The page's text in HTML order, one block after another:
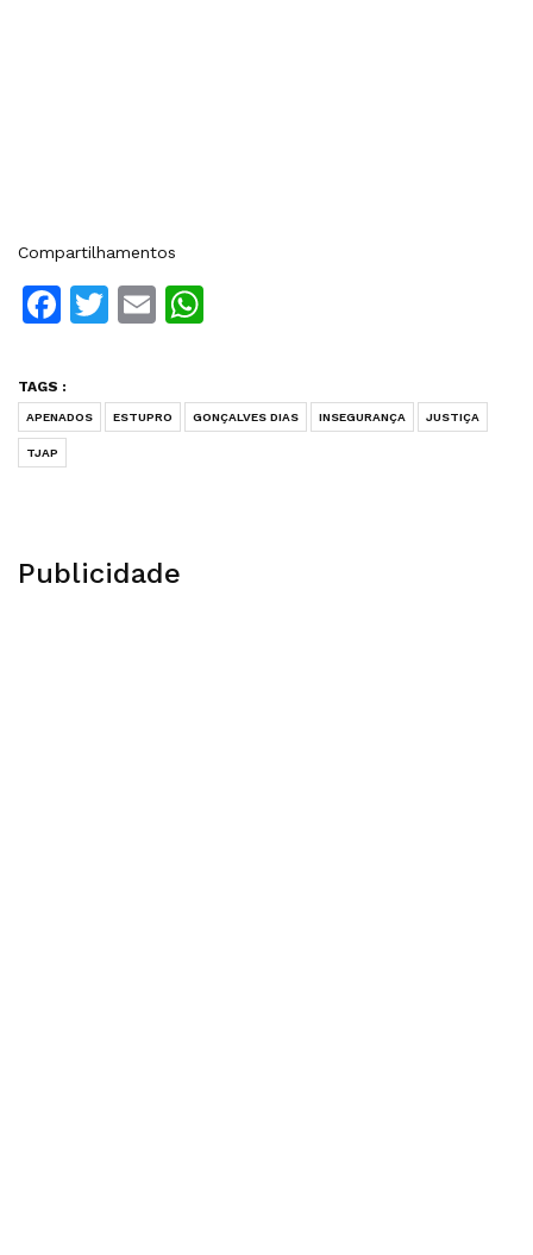
Compartilhamentos
Facebook
Twitter
Email
TAGS :
APENADOS ESTUPRO GONÇALVES DIAS INSEGURANÇA JUSTIÇA
TJAP
Publicidade